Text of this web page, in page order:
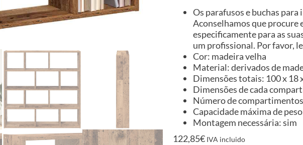
Os parafusos e buchas
Aconselhamos que procure
especificamente para as
um profissional. Por favor,
Cor: madeira velha
Material: derivados de
Dimensões totais: 100 x 18
Dimensões de cada
Número de
Capacidade máxima de
Montagem necessária: sim
122,85€ IVA incluido